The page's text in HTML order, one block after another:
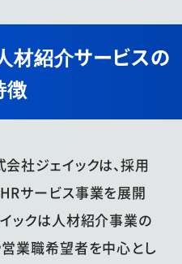
材紹介サービスの
徴
社ジェイックは、採用
サービス事業を展開
ックは人材紹介事業の
業職希望者を中心とし